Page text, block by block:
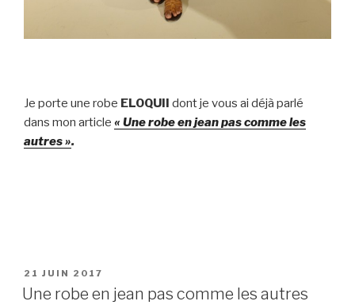
Je porte une robe ELOQUII dont je vous ai déjà parlé
dans mon article « Une robe en jean pas comme les
autres ».
PUBLIÉ
LE
21 JUIN 2017
Une robe en jean pas comme les autres